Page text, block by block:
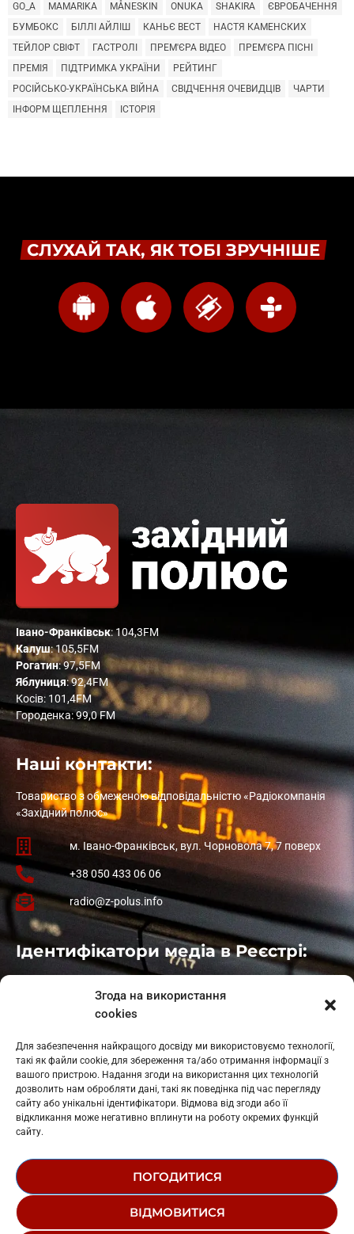
Згода на використання
cookies
Для забезпечення найкращого досвіду ми використовуємо технології,
такі як файли cookie, для збереження та/або отримання інформації з
вашого пристрою. Надання згоди на використання цих технологій
дозволить нам обробляти дані, такі як поведінка під час перегляду
сайту або унікальні ідентифікатори. Відмова від згоди або її
відкликання може негативно вплинути на роботу окремих функцій
сайту.
ПОГОДИТИСЯ
ВІДМОВИТИСЯ
GO_A
MAMARIKA MÅNESKIN ONUKA SHAKIRA
ЄВРОБАЧЕННЯ
БУМБОКС
БІЛЛІ АЙЛІШ КАНЬЄ ВЕСТ
НАСТЯ КАМЕНСКИХ
ТЕЙЛОР СВІФТ
ГАСТРОЛІ ПРЕМ'ЄРА ВІДЕО
ПРЕМ'ЄРА ПІСНІ
ПРЕМІЯ
ПІДТРИМКА УКРАЇНИ
РЕЙТИНГ
РОСІЙСЬКО-УКРАЇНСЬКА ВІЙНА
СВІДЧЕННЯ ОЧЕВИДЦІВ
ЧАРТИ
ІНФОРМ ЩЕПЛЕННЯ
ІСТОРІЯ
СЛУХАЙ ТАК, ЯК ТОБІ ЗРУЧНІШЕ
Івано-Франківськ: 104,3FM
Калуш: 105,5FM
Рогатин: 97,5FM
Яблуниця: 92,4FM
Косів: 101,4FM
Городенка: 99,0 FM
Наші контакти:
Товариство з обмеженою відповідальністю «Радіокомпанія
«Західний полюс»
м. Івано-Франківськ, вул. Чорновола 7, 7 поверх
+38 050 433 06 06
radio@z-polus.info
Ідентифікатори медіа в Реєстрі:
: L11-01410
: L11-01801
Косів: L11-01805
Гарасимів: L11-02274
© 1995-2026 РК «ЗАХІДНИЙ ПОЛЮС»